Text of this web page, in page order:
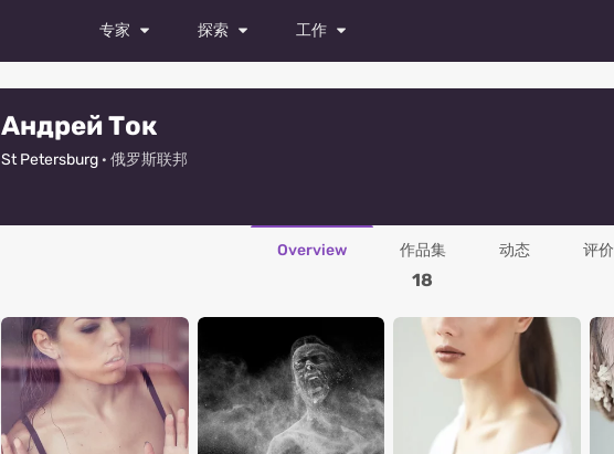
专家
演员
舞者
时装设计师
摄像师
探索 工作
Андрей Ток
St Petersburg · 俄罗斯联邦
Overview 作品集
18
动态 评价